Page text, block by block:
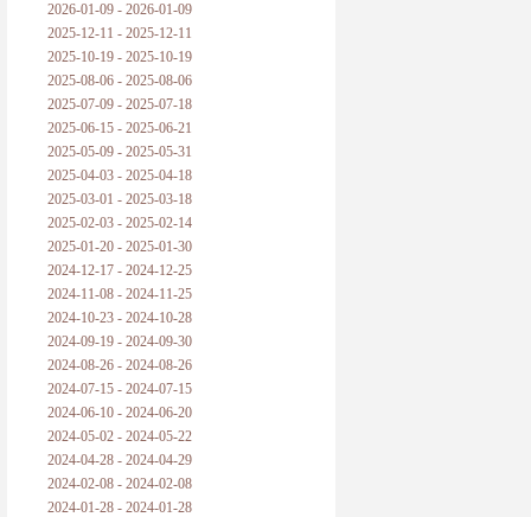
2026-01-09 - 2026-01-09
2025-12-11 - 2025-12-11
2025-10-19 - 2025-10-19
2025-08-06 - 2025-08-06
2025-07-09 - 2025-07-18
2025-06-15 - 2025-06-21
2025-05-09 - 2025-05-31
2025-04-03 - 2025-04-18
2025-03-01 - 2025-03-18
2025-02-03 - 2025-02-14
2025-01-20 - 2025-01-30
2024-12-17 - 2024-12-25
2024-11-08 - 2024-11-25
2024-10-23 - 2024-10-28
2024-09-19 - 2024-09-30
2024-08-26 - 2024-08-26
2024-07-15 - 2024-07-15
2024-06-10 - 2024-06-20
2024-05-02 - 2024-05-22
2024-04-28 - 2024-04-29
2024-02-08 - 2024-02-08
2024-01-28 - 2024-01-28